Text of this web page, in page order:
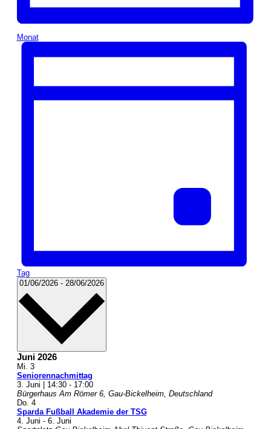
Monat
Tag
01/06/2026 - 28/06/2026 Datum
Juni 2026
Mi. 3
Seniorennachmittag
3. Juni | 14:30- 17:00
BürgerhausAm Römer 6, Gau-Bickelheim, Deutschland
Do. 4
Sparda Fußball Akademie der TSG
4. Juni - 6. Juni